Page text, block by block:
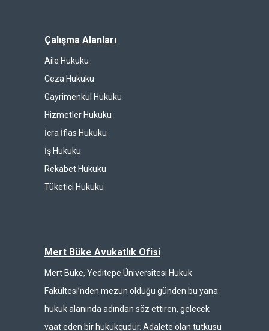
Çalışma Alanları
Aile Hukuku
Ceza Hukuku
Gayrimenkul Hukuku
Hizmetler Hukuku
İcra İflas Hukuku
İş Hukuku
Rekabet Hukuku
Tüketici Hukuku
Mert Büke Avukatlık Ofisi
Mert Büke, Yeditepe Üniversitesi Hukuk
Fakültesi’nden mezun olduğu günden bu yana
hukuk alanında adından söz ettiren, gelecek
vaat eden bir hukukçudur. Adalete olan tutkusu